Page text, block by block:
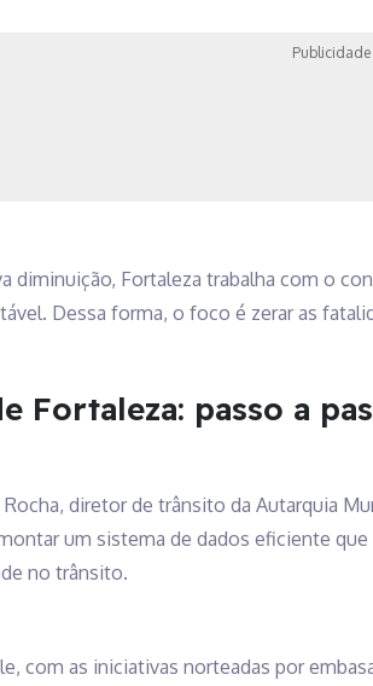
Publicidade
diminuição, Fortaleza trabalha com o
Dessa forma, o foco é zerar as
Fortaleza: passo a
diretor de trânsito da Autarquia
um sistema de dados eficiente
no trânsito.
com as iniciativas norteadas por